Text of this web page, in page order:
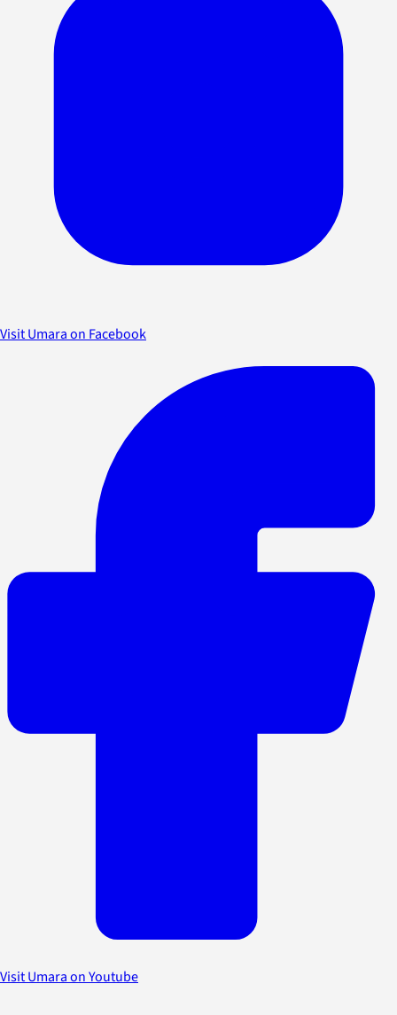
Visit Umara on Facebook
Visit Umara on Youtube